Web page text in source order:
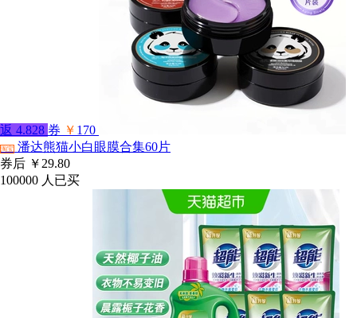
返 4.828 券 ￥ 170
淘宝 潘达熊猫小白眼膜合集60片
券后 ￥29.80
100000 人已买